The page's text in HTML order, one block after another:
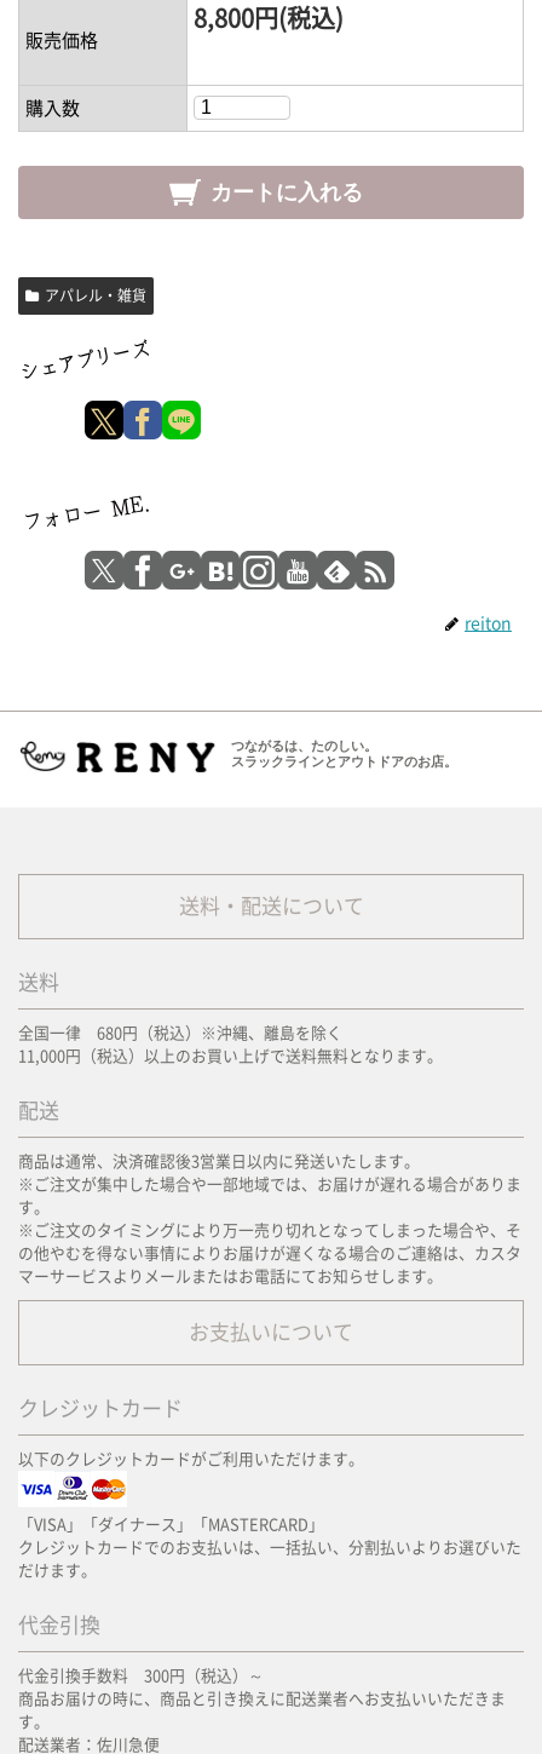
販売価格
8,800円(税込)
購入数
アパレル・雑貨
reiton
つながるは、たのしい。
スラックラインとアウトドアのお店。
送料・配送について
送料
全国一律 680円（税込）※沖縄、離島を除く
11,000円（税込）以上のお買い上げで送料無料となります。
配送
商品は通常、決済確認後3営業日以内に発送いたします。
※ご注文が集中した場合や一部地域では、お届けが遅れる場合がありま
す。
※ご注文のタイミングにより万一売り切れとなってしまった場合や、そ
の他やむを得ない事情によりお届けが遅くなる場合のご連絡は、カスタ
マーサービスよりメールまたはお電話にてお知らせします。
お支払いについて
クレジットカード
以下のクレジットカードがご利用いただけます。
「VISA」「ダイナース」「MASTERCARD」
クレジットカードでのお支払いは、一括払い、分割払いよりお選びいた
だけます。
代金引換
代金引換手数料 300円（税込）～
商品お届けの時に、商品と引き換えに配送業者へお支払いいただきま
す。
配送業者：佐川急便